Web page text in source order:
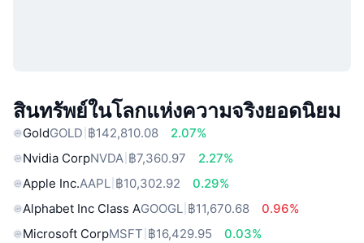
สินทรัพย์ในโลกแห่งความจริงยอดนิยม
GoldGOLD ฿142,810.08
2.07%
Nvidia CorpNVDA ฿7,360.97
2.27%
Apple Inc.AAPL ฿10,302.92
0.29%
Alphabet Inc Class AGOOGL ฿11,670.68
0.96%
Microsoft CorpMSFT ฿16,429.95
0.03%